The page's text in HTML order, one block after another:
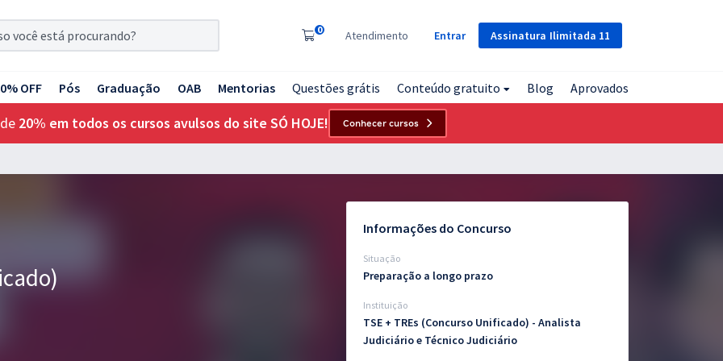
Assinatura Ilimitada 11
0 Atendimento Entrar
OFF Pós Graduação OAB Mentorias Questões grátis Conteúdo gratuito Blog Aprovados
20% em todos os cursos avulsos do site SÓ HOJE! Conhecer cursos
Informações do Concurso
Situação
Preparação a longo prazo
Instituição
TSE + TREs (Concurso Unificado) - Analista
Judiciário e Técnico Judiciário